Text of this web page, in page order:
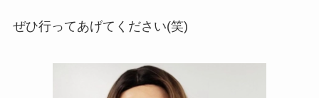
ぜひ行ってあげてください(笑)